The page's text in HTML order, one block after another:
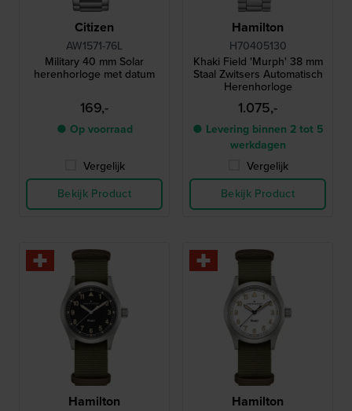
Citizen
AW1571-76L
Military 40 mm Solar
herenhorloge met datum
169,-
● Op voorraad
Vergelijk
Bekijk Product
Hamilton
H70405130
Khaki Field 'Murph' 38 mm
Staal Zwitsers Automatisch
Herenhorloge
1.075,-
● Levering binnen 2 tot 5
werkdagen
Vergelijk
Bekijk Product
Hamilton Hamilton